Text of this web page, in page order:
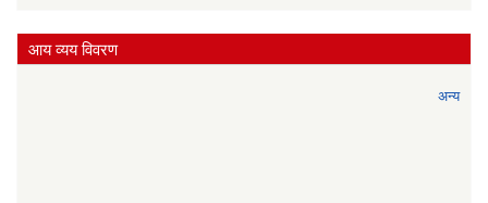
आय व्यय विवरण
अन्य